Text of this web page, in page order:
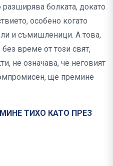
болката, докато
особено когато
и съмишленици. А това,
време от този свят,
не означава, че неговият
ще премине
ТИХО КАТО ПРЕЗ